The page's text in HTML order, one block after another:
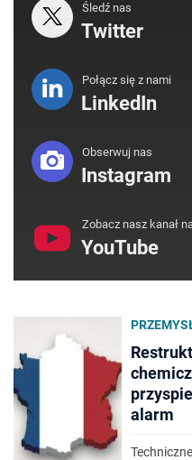
Śledź nas
Twitter
Połącz się z nami
LinkedIn
Obserwuj nas
Instagram
Zobacz nasz kanał
YouTube
alarm